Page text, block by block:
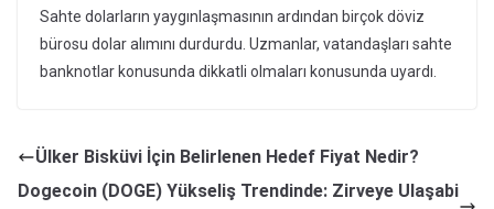
Sahte dolarların yaygınlaşmasının ardından birçok döviz
bürosu dolar alımını durdurdu. Uzmanlar, vatandaşları sahte
banknotlar konusunda dikkatli olmaları konusunda uyardı.
Ülker Bisküvi İçin Belirlenen Hedef Fiyat Nedir?
Dogecoin (DOGE) Yükseliş Trendinde: Zirveye Ulaşabi